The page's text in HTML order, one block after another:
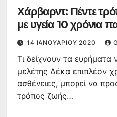
Χάρβαρντ: Πέντε
με υγεία 10 χρόνια
14 ΙΑΝΟΥΑΡΊΟΥ 2020
Τι δείχνουν τα ευρήματα
μελέτης Δέκα επιπλέον
ασθένειες, μπορεί να
τρόπος ζωής…